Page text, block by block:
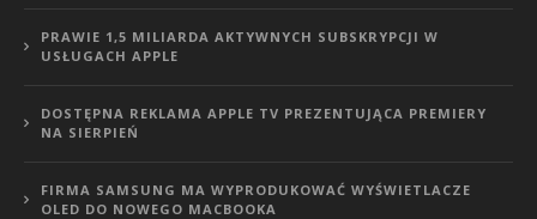
PRAWIE 1,5 MILIARDA AKTYWNYCH SUBSKRYPCJI W
USŁUGACH APPLE
DOSTĘPNA REKLAMA APPLE TV PREZENTUJĄCA PREMIERY
NA SIERPIEŃ
FIRMA SAMSUNG MA WYPRODUKOWAĆ WYŚWIETLACZE
OLED DO NOWEGO MACBOOKA